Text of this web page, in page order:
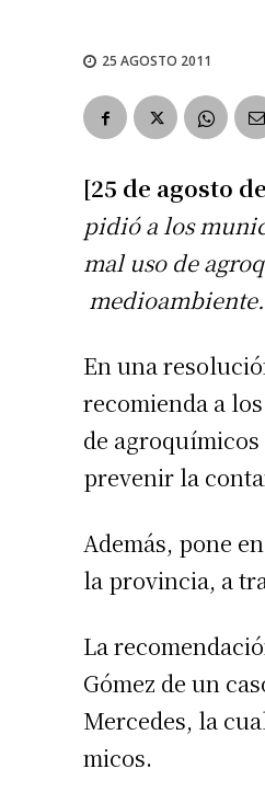
25 AGOSTO 2011
[25 de agosto
pidió a los
mal uso de
medioambiente.
En una
recomienda a
de
prevenir la
Además, pone
la provincia, a
La
Gómez de un
Mercedes, la
micos.